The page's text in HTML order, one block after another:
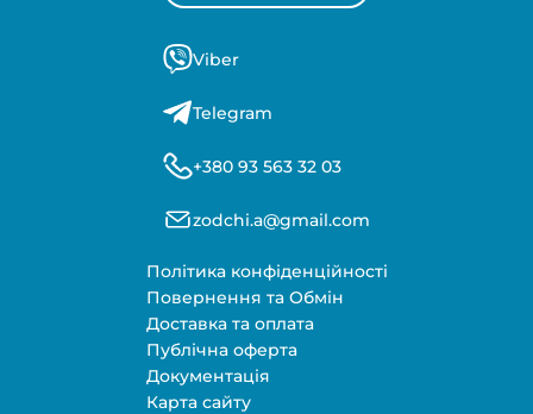
Viber
Telegram
+380 93 563 32 03
zodchi.a@gmail.com
Політика конфіденційності
Повернення та Обмін
Доставка та оплата
Публічна оферта
Документація
Карта сайту